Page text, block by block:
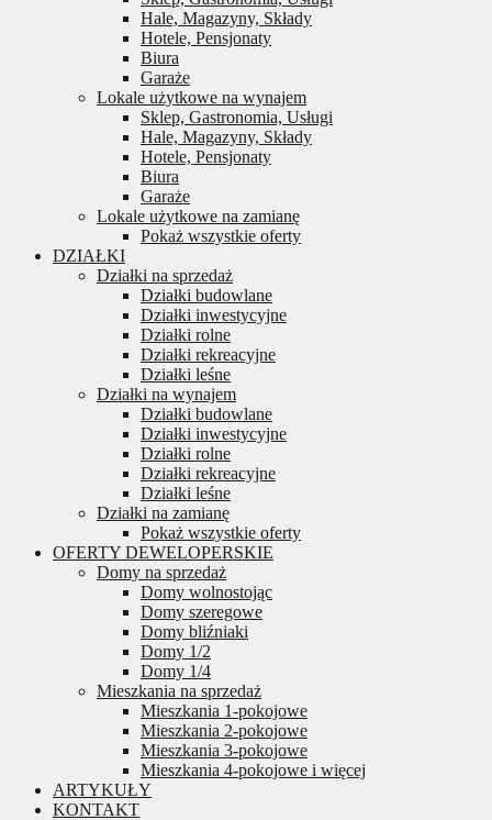
Hale, Magazyny, Składy
Hotele, Pensjonaty
Biura
Garaże
Lokale użytkowe na wynajem
Sklep, Gastronomia, Usługi
Hale, Magazyny, Składy
Hotele, Pensjonaty
Biura
Garaże
Lokale użytkowe na zamianę
Pokaż wszystkie oferty
DZIAŁKI
Działki na sprzedaż
Działki budowlane
Działki inwestycyjne
Działki rolne
Działki rekreacyjne
Działki leśne
Działki na wynajem
Działki budowlane
Działki inwestycyjne
Działki rolne
Działki rekreacyjne
Działki leśne
Działki na zamianę
Pokaż wszystkie oferty
OFERTY DEWELOPERSKIE
Domy na sprzedaż
Domy wolnostojąc
Domy szeregowe
Domy bliźniaki
Domy 1/2
Domy 1/4
Mieszkania na sprzedaż
Mieszkania 1-pokojowe
Mieszkania 2-pokojowe
Mieszkania 3-pokojowe
Mieszkania 4-pokojowe i więcej
ARTYKUŁY
KONTAKT